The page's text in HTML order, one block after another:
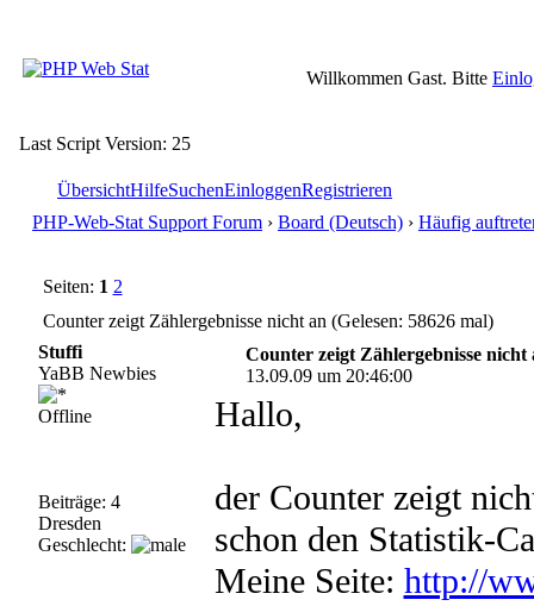
Willkommen Gast. Bitte
Last Script Version: 25
ÜbersichtHilfeSuchenEinloggenRegistrieren
PHP-Web-Stat Support Forum › Board (Deutsch) › Häufig
Seiten: 1 2
Counter zeigt Zählergebnisse nicht an (Gelesen: 58626 mal)
Stuffi
YaBB Newbies
Offline
Beiträge: 4
Dresden
Geschlecht:
Counter zeigt Zählergebnisse nicht
13.09.09 um 20:46:00
Hallo,
der Counter zeigt
schon den Statistik-
Meine Seite: http://